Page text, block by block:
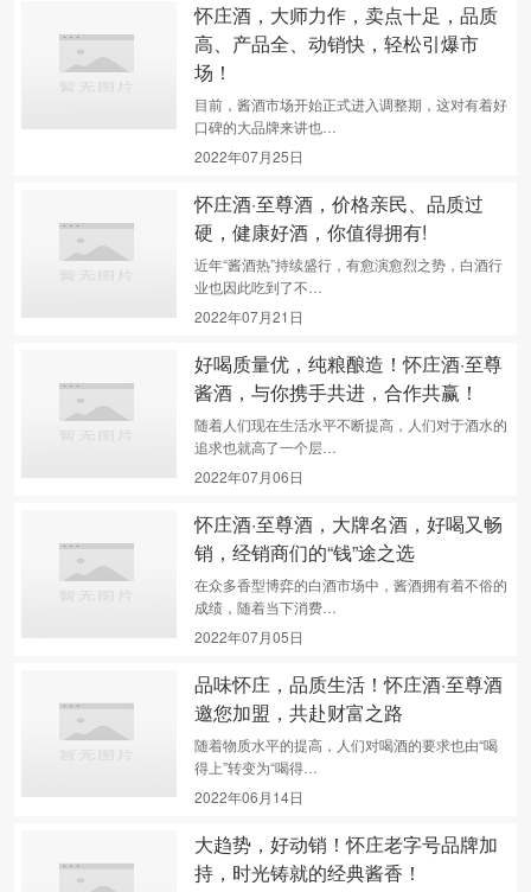
怀庄酒，大师力作，卖点十足，品质
高、产品全、动销快，轻松引爆市
场！
目前，酱酒市场开始正式进入调整期，这对有着好
口碑的大品牌来讲也…
2022年07月25日
怀庄酒·至尊酒，价格亲民、品质过
硬，健康好酒，你值得拥有!
近年“酱酒热”持续盛行，有愈演愈烈之势，白酒行
业也因此吃到了不…
2022年07月21日
好喝质量优，纯粮酿造！怀庄酒·至尊
酱酒，与你携手共进，合作共赢！
随着人们现在生活水平不断提高，人们对于酒水的
追求也就高了一个层…
2022年07月06日
怀庄酒·至尊酒，大牌名酒，好喝又畅
销，经销商们的“钱”途之选
在众多香型博弈的白酒市场中，酱酒拥有着不俗的
成绩，随着当下消费…
2022年07月05日
品味怀庄，品质生活！怀庄酒·至尊酒
邀您加盟，共赴财富之路
随着物质水平的提高，人们对喝酒的要求也由“喝
得上”转变为“喝得…
2022年06月14日
大趋势，好动销！怀庄老字号品牌加
持，时光铸就的经典酱香！